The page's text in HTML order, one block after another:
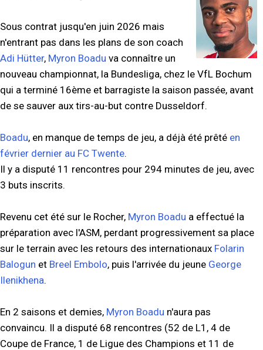
Sous contrat jusqu'en juin 2026 mais
n'entrant pas dans les plans de son coach
Adi Hütter, Myron Boadu va connaître un
nouveau championnat, la Bundesliga, chez le VfL Bochum
qui a terminé 16ème et barragiste la saison passée, avant
de se sauver aux tirs-au-but contre Dusseldorf.
Boadu, en manque de temps de jeu, a déjà été prêté en
février dernier au FC Twente.
Il y a disputé 11 rencontres pour 294 minutes de jeu, avec
3 buts inscrits.
Revenu cet été sur le Rocher, Myron Boadu a effectué la
préparation avec l'ASM, perdant progressivement sa place
sur le terrain avec les retours des internationaux Folarin
Balogun et Breel Embolo, puis l'arrivée du jeune George
Ilenikhena.
En 2 saisons et demies, Myron Boadu n'aura pas
convaincu. Il a disputé 68 rencontres (52 de L1, 4 de
Coupe de France, 1 de Ligue des Champions et 11 de